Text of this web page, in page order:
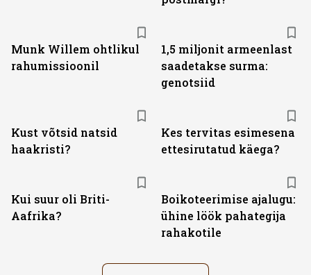
Munk Willem ohtlikul
rahumissioonil
1,5 miljonit armeenlast
saadetakse surma:
genotsiid
Kust võtsid natsid
haakristi?
Kes tervitas esimesena
ettesirutatud käega?
Kui suur oli Briti-
Aafrika?
Boikoteerimise ajalugu:
ühine löök pahategija
rahakotile